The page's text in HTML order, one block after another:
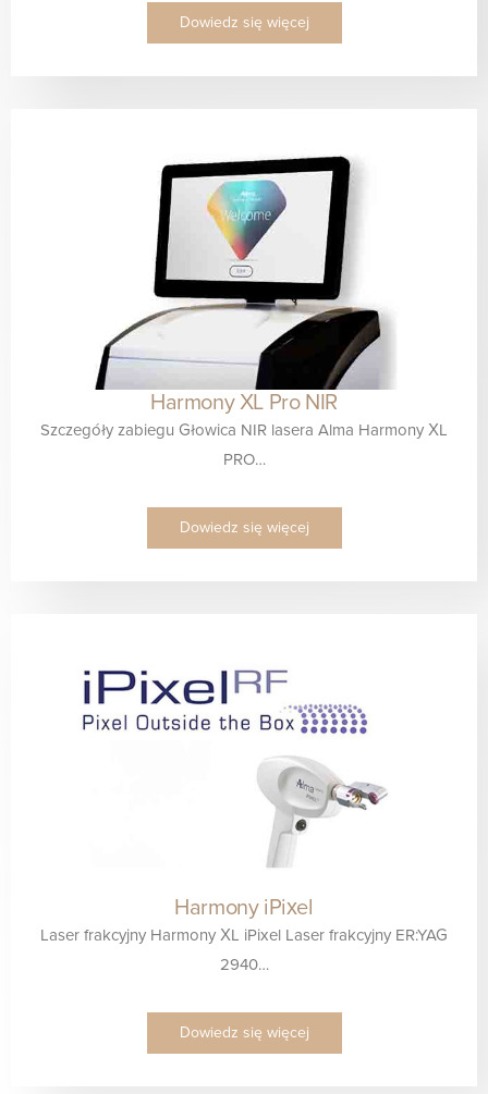
Dowiedz się więcej
Harmony XL Pro NIR
Szczegóły zabiegu Głowica NIR lasera Alma Harmony XL
PRO…
Dowiedz się więcej
Harmony iPixel
Laser frakcyjny Harmony XL iPixel Laser frakcyjny ER:YAG
2940…
Dowiedz się więcej